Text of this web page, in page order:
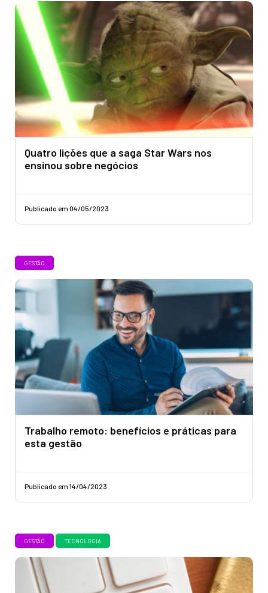
Quatro lições que a saga Star Wars nos
ensinou sobre negócios
Publicado em 04/05/2023
GESTÃO
Trabalho remoto: benefícios e práticas para
esta gestão
Publicado em 14/04/2023
GESTÃO TECNOLOGIA